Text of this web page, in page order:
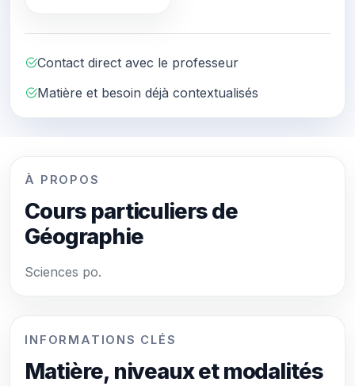
Contact direct avec le professeur
Matière et besoin déjà contextualisés
À PROPOS
Cours particuliers de
Géographie
Sciences po.
INFORMATIONS CLÉS
Matière, niveaux et modalités